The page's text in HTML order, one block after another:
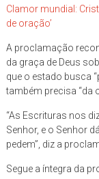
Clamor mundial:
de oração’
A proclamação
da graça de Deus
que o estado busca
também precisa “da
“As Escrituras nos
Senhor, e o Senhor
pedem”, diz a
Segue a íntegra da